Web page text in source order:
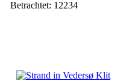
Betrachtet: 12234